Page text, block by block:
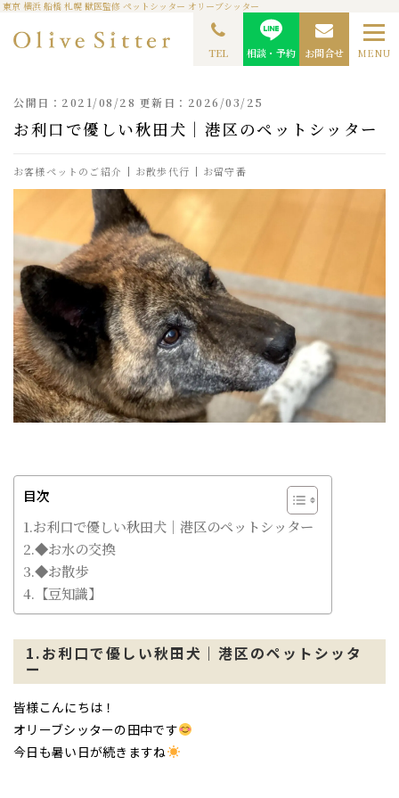
東京 横浜 船橋 札幌 獣医監修 ペットシッター オリーブシッター
MENU
TEL 相談・予約 お問合せ
お客様ペットのご紹介
お利口で優しい秋田犬｜港区
のペットシッター
公開日：2021/08/28 更新日：2026/03/25
お利口で優しい秋田犬｜港区のペットシッター
お客様ペットのご紹介 お散歩代行 お留守番
目次
1.お利口で優しい秋田犬｜港区のペットシッター
2.◆お水の交換
3.◆お散歩
4.【豆知識】
1.お利口で優しい秋田犬｜港区のペットシッタ
ー
皆様こんにちは！
オリーブシッターの田中です
今日も暑い日が続きますね